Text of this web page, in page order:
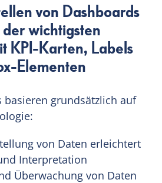
von Dashboards
wichtigsten
KPI-Karten, Labels
Elementen
basieren grundsätzlich auf
von Daten erleichtert
Interpretation
Überwachung von Daten